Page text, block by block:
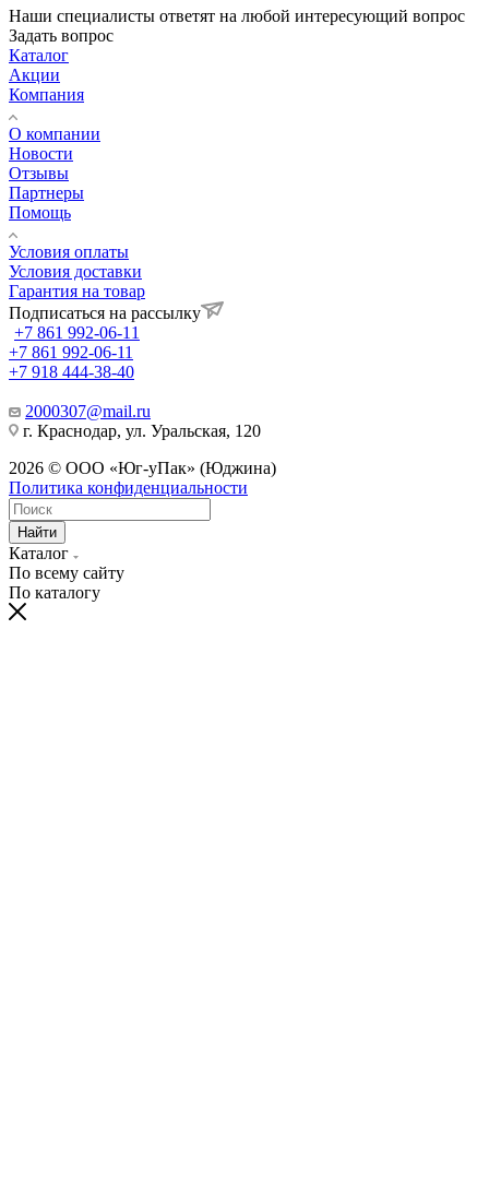
Наши специалисты ответят на любой интересующий вопрос
Задать вопрос
Каталог
Акции
Компания
О компании
Новости
Отзывы
Партнеры
Помощь
Условия оплаты
Условия доставки
Гарантия на товар
Подписаться на рассылку
+7 861 992-06-11
+7 861 992-06-11
+7 918 444-38-40
2000307@mail.ru
г. Краснодар, ул. Уральская, 120
2026 © ООО «Юг-уПак» (Юджина)
Политика конфиденциальности
Найти
Каталог
По всему сайту
По каталогу